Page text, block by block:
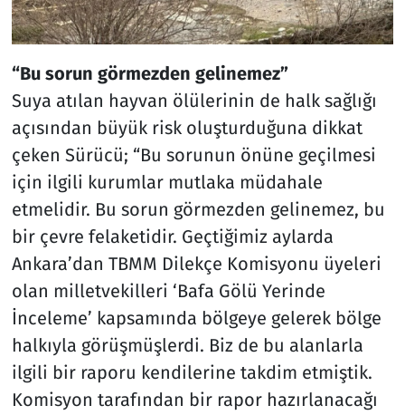
“Bu sorun görmezden gelinemez”
Suya atılan hayvan ölülerinin de halk sağlığı
açısından büyük risk oluşturduğuna dikkat
çeken Sürücü; “Bu sorunun önüne geçilmesi
için ilgili kurumlar mutlaka müdahale
etmelidir. Bu sorun görmezden gelinemez, bu
bir çevre felaketidir. Geçtiğimiz aylarda
Ankara’dan TBMM Dilekçe Komisyonu üyeleri
olan milletvekilleri ‘Bafa Gölü Yerinde
İnceleme’ kapsamında bölgeye gelerek bölge
halkıyla görüşmüşlerdi. Biz de bu alanlarla
ilgili bir raporu kendilerine takdim etmiştik.
Komisyon tarafından bir rapor hazırlanacağı